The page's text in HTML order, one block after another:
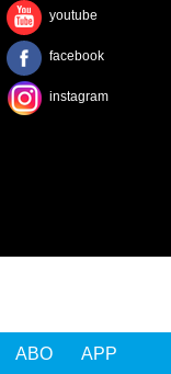
ABO APP
youtube
facebook
instagram